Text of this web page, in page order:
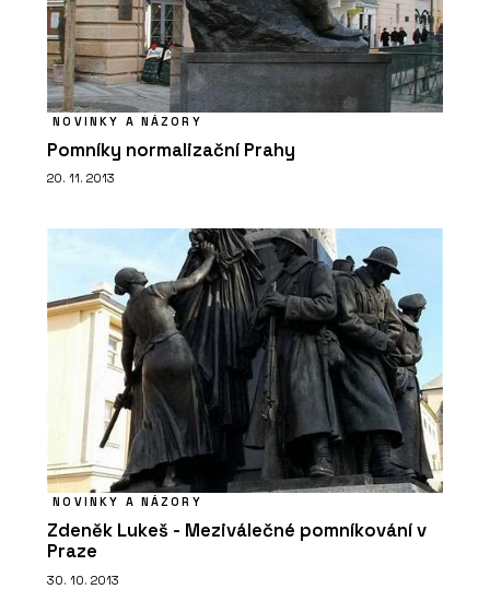
NOVINKY A NÁZORY
Pomníky normalizační Prahy
20. 11. 2013
NOVINKY A NÁZORY
Zdeněk Lukeš - Meziválečné pomníkování v
Praze
30. 10. 2013